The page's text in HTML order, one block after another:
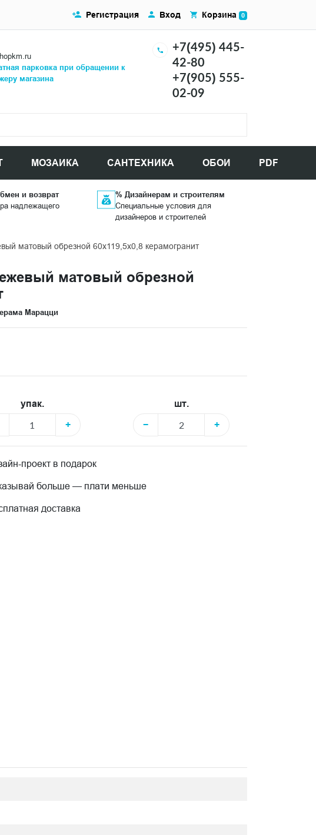
парковка при обращении к
магазина
+7(495) 445-
42-80
+7(905) 555-
02-09
МОЗАИКА САНТЕХНИКА ОБОИ PDF
Регистрация Вход Корзина 0
и возврат
надлежащего
% Дизайнерам и строителям
Специальные условия для
дизайнеров и строителей
матовый обрезной 60x119,5x0,8 керамогранит
матовый обрезной
Марацци
упак.
+
шт.
−
+
проект в подарок
больше — плати меньше
доставка